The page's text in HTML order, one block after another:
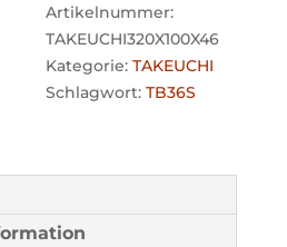
Artikelnummer:
TAKEUCHI320X100X46
Kategorie:TAKEUCHI
Schlagwort:TB36S